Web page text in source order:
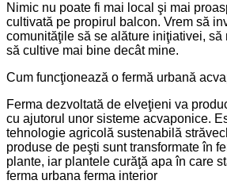
Nimic nu poate fi mai local şi mai
cultivată pe propirul balcon. Vrem să
comunităţile să se alăture iniţiativei, să
să cultive mai bine decât mine.
Cum funcţionează o fermă urbană
Ferma dezvoltată de elveţieni va
cu ajutorul unor sisteme acvaponice.
tehnologie agricolă sustenabilă
produse de peşti sunt transformate în
plante, iar plantele curăţă apa în care
ferma urbana ferma interior